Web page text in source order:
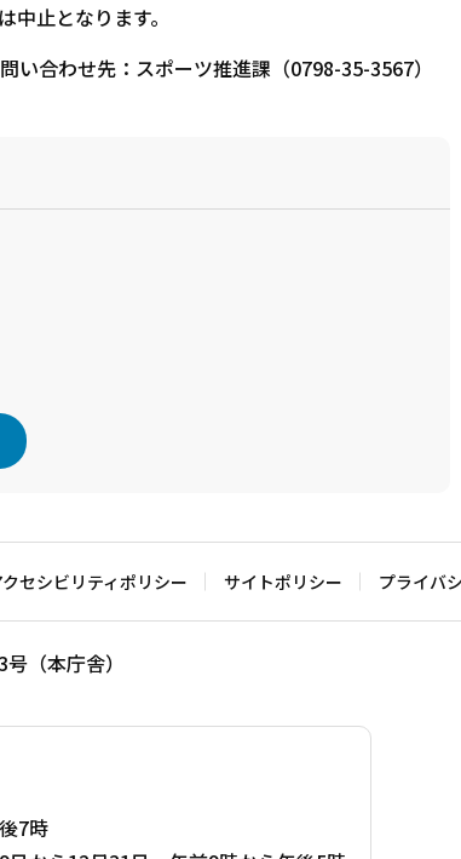
止となります。
問い合わせ先：スポーツ推進課（0798-35-3567）
クセシビリティポリシー サイトポリシー プライバ
（本庁舎）
7時